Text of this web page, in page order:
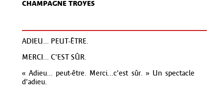
CHAMPAGNE TROYES
ADIEU... PEUT-ÊTRE.
MERCI... C'EST SÛR.
« Adieu... peut-être. Merci...c'est sûr. » Un spectacle
d'adieu.